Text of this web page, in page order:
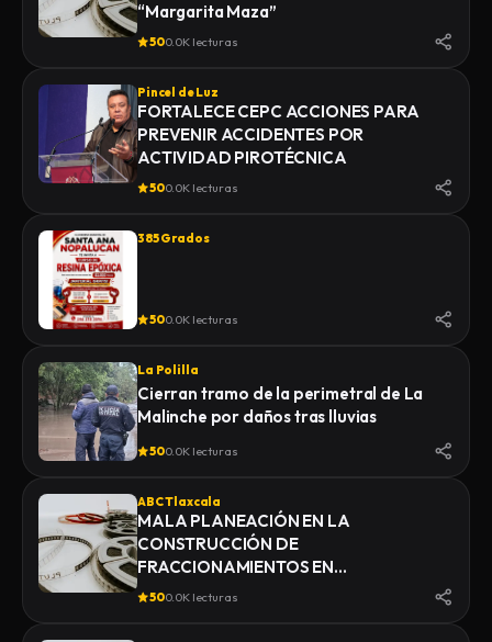
“Margarita Maza”
500.0K lecturas
Pincel de Luz
FORTALECE CEPC ACCIONES PARA
PREVENIR ACCIDENTES POR
ACTIVIDAD PIROTÉCNICA
500.0K lecturas
385 Grados
500.0K lecturas
La Polilla
Cierran tramo de la perimetral de La
Malinche por daños tras lluvias
500.0K lecturas
ABC Tlaxcala
MALA PLANEACIÓN EN LA
CONSTRUCCIÓN DE
FRACCIONAMIENTOS EN
YAUHQUEMEHCAN GENERA QUE
500.0K lecturas